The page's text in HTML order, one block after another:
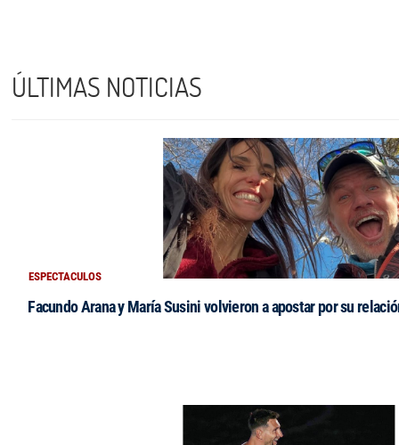
ÚLTIMAS NOTICIAS
ESPECTACULOS
Facundo Arana y María Susini volvieron a apostar por su